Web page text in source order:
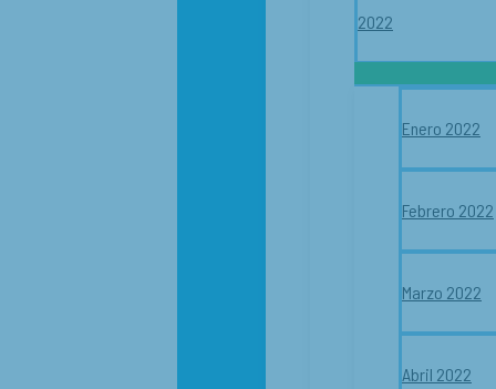
2022
Enero 2022
Febrero 2022
Marzo 2022
Abril 2022